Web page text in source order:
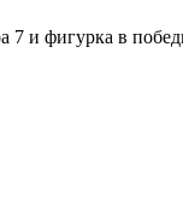
7 и фигурка в